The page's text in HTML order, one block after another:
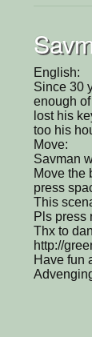
English:
Since 30
enough
lost his
too his
Move:
Savman
Move the
press
This
Pls press
Thx to
http://
Have fun